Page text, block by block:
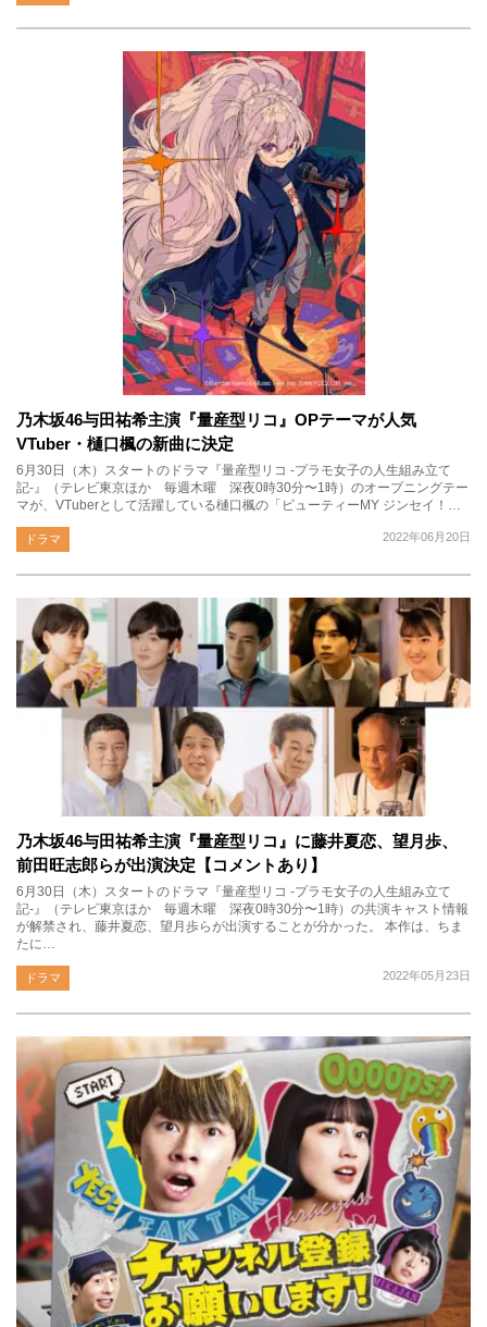
乃木坂46与田祐希主演『量産型リコ』OPテーマが人気
VTuber・樋口楓の新曲に決定
6月30日（木）スタートのドラマ『量産型リコ -プラモ女子の人生組み立て
記-』（テレビ東京ほか 毎週木曜 深夜0時30分〜1時）のオープニングテー
マが、VTuberとして活躍している樋口楓の「ビューティーMY ジンセイ！…
2022年06月20日
ドラマ
乃木坂46与田祐希主演『量産型リコ』に藤井夏恋、望月歩、
前田旺志郎らが出演決定【コメントあり】
6月30日（木）スタートのドラマ『量産型リコ -プラモ女子の人生組み立て
記-』（テレビ東京ほか 毎週木曜 深夜0時30分〜1時）の共演キャスト情報
が解禁され、藤井夏恋、望月歩らが出演することが分かった。 本作は、ちま
たに…
2022年05月23日
ドラマ